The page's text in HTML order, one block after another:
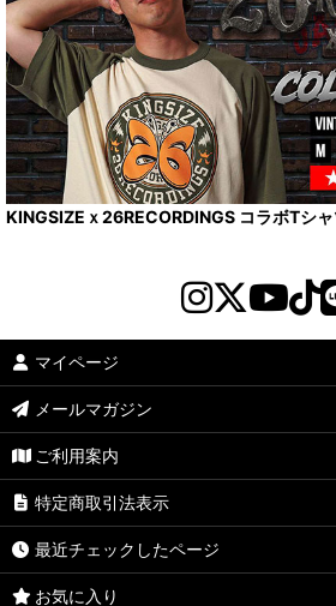
KINGSIZEｘ26RECORDINGS コラボTシ
マイページ
メールマガジン
ご利用案内
特定商取引法表示
最近チェックしたページ
お気に入り